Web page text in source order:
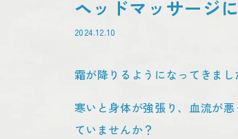
ヘッドマッサージ
2024.12.10
霜が降りるようになってきま
寒いと身体が強張り、血流が
ていませんか？